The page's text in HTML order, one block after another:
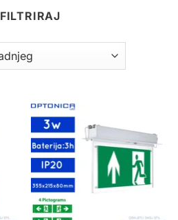
FILTRIRAJ